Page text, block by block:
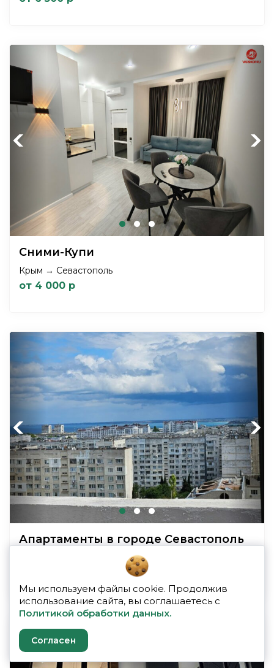
Previous Next
Сними-Купи
Крым → Севастополь
от 4 000 р
Previous Next
Апартаменты в городе Севастополь
Мы используем файлы cookie. Продолжив
использование сайта, вы соглашаетесь с
Политикой обработки данных.
Согласен